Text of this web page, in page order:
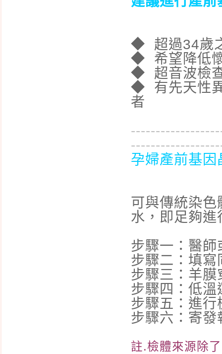
◆ 超過34歲
◆ 希望降低
◆ 超音波檢
◆ 有先天性
者
孕婦產前基
可與傳統染
水，即足夠
步驟一：醫
步驟二：填寫
步驟三：羊
步驟四：低
步驟五：進行
步驟六：寄
註.檢體來源除